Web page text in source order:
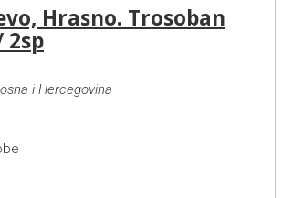
Hrasno. Trosoban
2sp
i Hercegovina